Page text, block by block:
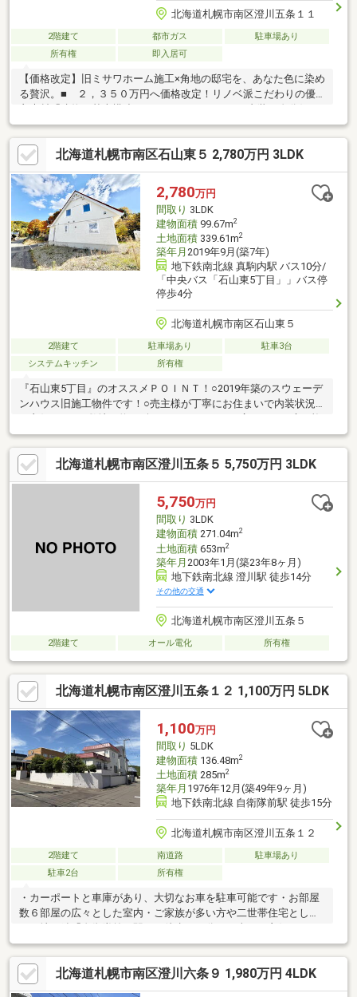
北海道札幌市南区澄川五条１１
2階建て 都市ガス
駐車場あり
所有権
即入居可
【価格改定】旧ミサワホーム施工×角地の邸宅を、あなた色に染め
る贅沢。■ ２，３５０万円へ価格改定！リノベ派こだわりの優
に一新したい」そんな方に最適な一邸です。旧モデルハウスなら
ではの重厚感ある造りと、玄関吹き抜けの圧倒的な開放感。この
「箱」の良さを活かし、理想の空間を創り上げませんか？■ 大
手メーカー施工の安心感と、角地のゆとり１９８９年築ですが、
建物は信頼のミサワホーム北海道施工。北・西の角地は道路幅員
８ｍ・１０ｍとゆとりがあり、雪国札幌でも車の出し入れや除雪
がスムーズです。この開放感は、現地でこそ実感いただけます。
北海道札幌市南区石山東５ 2,780万円 3LDK
2,780万円
間取り 3LDK
建物面積99.67m2
土地面積339.61m2
築年月 2019年9月(築7年)
地下鉄南北線 真駒内駅 バス10分/
「中央バス「石山東5丁目」」バス停
停歩4分
北海道札幌市南区石山東５
2階建て 駐車場あり
駐車3台
システムキッチン
所有権
『石山東5丁目』のオススメＰＯＩＮＴ！○2019年築のスウェーデ
ンハウス旧施工物件です！○売主様が丁寧にお住まいで内装状況
数台駐車可能です！○高い断熱性と気密性に優れ、一年を通して
快適な室温を保つ高性能住宅！○冬は暖かく、夏は涼しく、季節
を問わず快適にお過ごしいただける北欧品質の住まいです！○キ
ッチンはLIXIL最上級グレードを採用し、上質なセラミックトップ
が高級感と耐久性を兼ね備えた、機能美です！
北海道札幌市南区澄川五条５ 5,750万円 3LDK
5,750万円
間取り 3LDK
建物面積271.04m2
土地面積653m2
築年月 2003年1月(築23年8ヶ月)
地下鉄南北線 澄川駅 徒歩14分
その他の交通
北海道札幌市南区澄川五条５
2階建て オール電化 所有権
北海道札幌市南区澄川五条１２ 1,100万円 5LDK
1,100万円
間取り 5LDK
建物面積136.48m2
土地面積285m2
築年月 1976年12月(築49年9ヶ月)
地下鉄南北線 自衛隊前駅 徒歩15分
北海道札幌市南区澄川五条１２
2階建て 南道路
駐車場あり
駐車2台
所有権
・カーポートと車庫があり、大切なお車を駐車可能です・お部屋
数６部屋の広々とした室内・ご家族が多い方や二世帯住宅として
お庭もあり、ガーデニングや家庭菜園も楽しむことができます・
お部屋数が多いので趣味の部屋やテレワーク用のお部屋にも・ご
自身のライフスタイルに合わせてリフォームやリノベ―ションを
楽しみたい方にもおすすめです
北海道札幌市南区澄川六条９ 1,980万円 4LDK